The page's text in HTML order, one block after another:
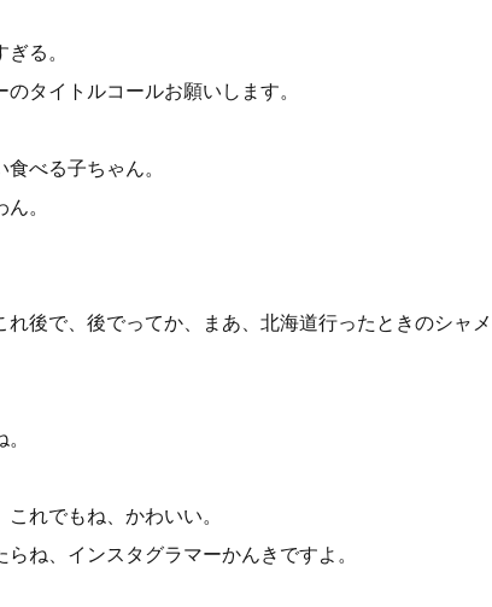
る。
タイトルコールお願いします。
べる子ちゃん。
。
れ後で、後でってか、まあ、北海道行ったときのシャ
れでもね、かわいい。
ね、インスタグラマーかんきですよ。